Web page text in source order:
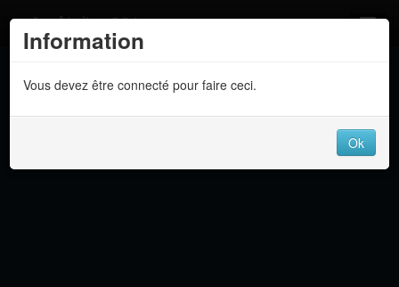
Information
Vous devez être connecté pour faire ceci.
Ok
Atelier 801
Dev Tracker
Langue